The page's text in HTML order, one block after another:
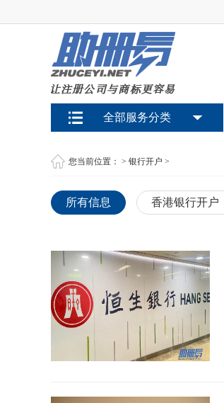
全部服务分类
您当前位置： > 银行开户 >
所有信息 香港银行开户